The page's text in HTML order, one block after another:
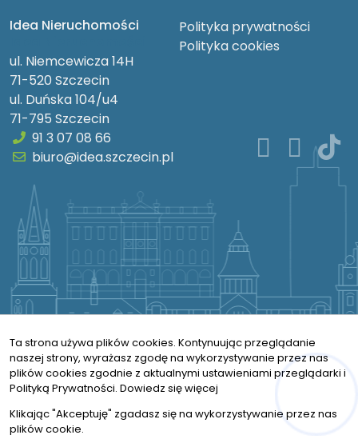
Idea Nieruchomości
ul. Niemcewicza 14H
71-520 Szczecin
ul. Duńska 104/u4
71-795 Szczecin
Polityka prywatności
Polityka cookies
91 3 07 08 66
biuro@idea.szczecin.pl
© 2026 Wszystkie prawa zastrzeżone | Program dla biur
nieruchomości - asaricrm.com
2) Poniższy skrypt, należy wkleić jak najwyżej w sekcji
Ta strona używa plików cookies. Kontynuując przeglądanie
naszej strony, wyrażasz zgodę na wykorzystywanie przez nas
plików cookies zgodnie z aktualnymi ustawieniami przeglądarki i
Polityką Prywatności. Dowiedz się więcej
Klikając "Akceptuję" zgadasz się na wykorzystywanie przez nas
plików cookie.